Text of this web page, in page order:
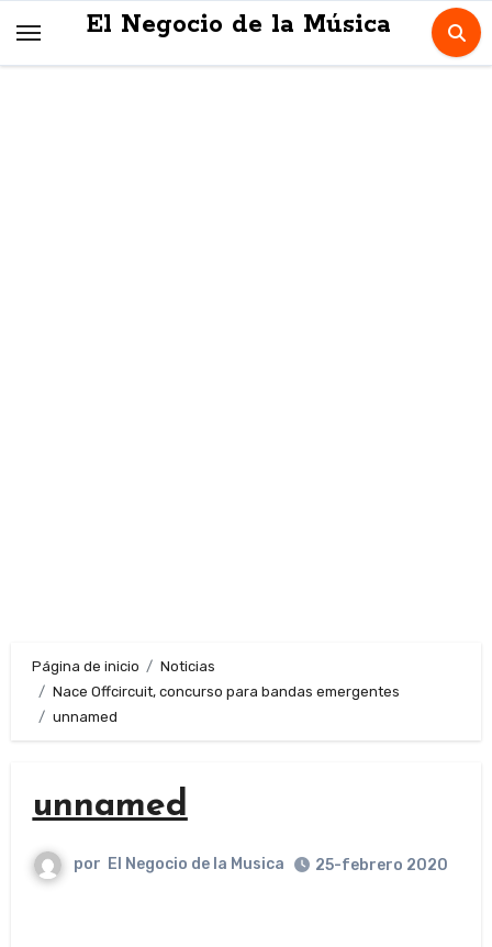
El Negocio de la Música
Página de inicio
Noticias
Nace Offcircuit, concurso para bandas emergentes
unnamed
unnamed
por El Negocio de la Musica 25-febrero 2020